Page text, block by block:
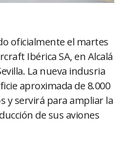
oficialmente el martes
Ibérica SA, en Alcalá
La nueva indusria
aproximada de 8.000
y servirá para ampliar la
de sus aviones